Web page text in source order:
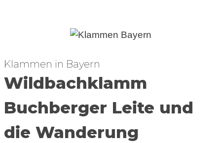
Klammen in Bayern
Wildbachklamm
Buchberger Leite und
die Wanderung